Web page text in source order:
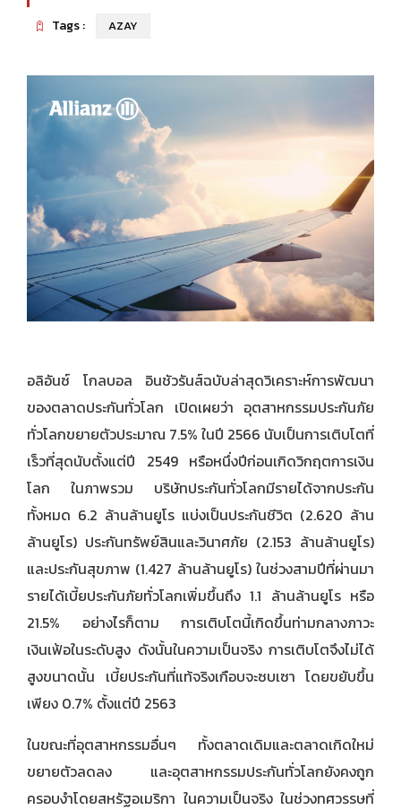
Tags :
AZAY
อลิอันซ์ โกลบอล อินชัวรันส์ฉบับล่าสุดวิเคราะห์การพัฒนา
ของตลาดประกันทั่วโลก เปิดเผยว่า อุตสาหกรรมประกันภัย
ทั่วโลกขยายตัวประมาณ 7.5% ในปี 2566 นับเป็นการเติบโตที่
เร็วที่สุดนับตั้งแต่ปี 2549 หรือหนึ่งปีก่อนเกิดวิกฤตการเงิน
โลก ในภาพรวม บริษัทประกันทั่วโลกมีรายได้จากประกัน
ทั้งหมด 6.2 ล้านล้านยูโร แบ่งเป็นประกันชีวิต (2.620 ล้าน
ล้านยูโร) ประกันทรัพย์สินและวินาศภัย (2.153 ล้านล้านยูโร)
และประกันสุขภาพ (1.427 ล้านล้านยูโร) ในช่วงสามปีที่ผ่านมา
รายได้เบี้ยประกันภัยทั่วโลกเพิ่มขึ้นถึง 1.1 ล้านล้านยูโร หรือ
21.5% อย่างไรก็ตาม การเติบโตนี้เกิดขึ้นท่ามกลางภาวะ
เงินเฟ้อในระดับสูง ดังนั้นในความเป็นจริง การเติบโตจึงไม่ได้
สูงขนาดนั้น เบี้ยประกันที่แท้จริงเกือบจะซบเซา โดยขยับขึ้น
เพียง 0.7% ตั้งแต่ปี 2563
ในขณะที่อุตสาหกรรมอื่นๆ ทั้งตลาดเดิมและตลาดเกิดใหม่
ขยายตัวลดลง และอุตสาหกรรมประกันทั่วโลกยังคงถูก
ครอบงำโดยสหรัฐอเมริกา ในความเป็นจริง ในช่วงทศวรรษที่